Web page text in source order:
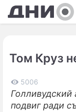
Том Круз
5006
подвиг ради